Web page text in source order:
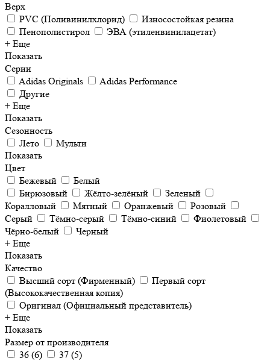
Верх
PVC (Поливинилхлорид)
Износостойкая резина
Пенополистирол
ЭВА (этиленвинилацетат)
+ Еще
Показать
Серии
Adidas Originals
Adidas Performance
Другие
+ Еще
Показать
Сезонность
Лето
Мульти
Показать
Цвет
Бежевый
Белый
Бирюзовый
Жёлто-зелёный
Зеленый
Коралловый
Мятный Оранжевый
Розовый
Серый
Тёмно-серый Тёмно-синий
Фиолетовый
Чёрно-белый
Черный
+ Еще
Показать
Качество
Высший сорт (Фирменный)
Первый сорт
(Высококачественная копия)
Оригинал (Официальный представитель)
+ Еще
Показать
Размер от производителя
36 (6) 37 (5)